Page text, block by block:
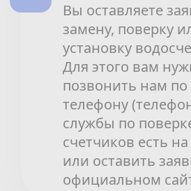
Вы оставляете
замену, поверку
установку
Для этого вам
позвонить нам по
телефону
службы по
счетчиков есть на
или оставить
официальном